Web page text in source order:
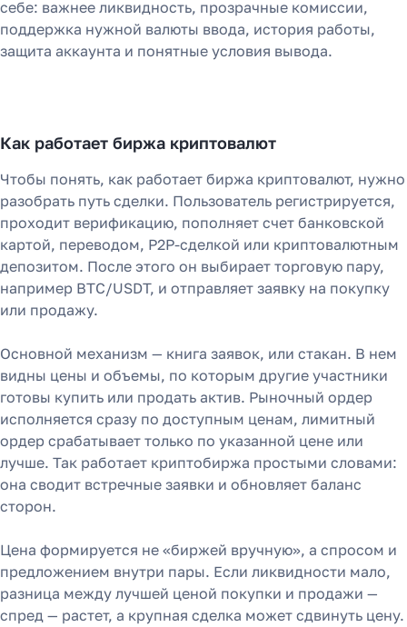
себе: важнее ликвидность, прозрачные комиссии,
поддержка нужной валюты ввода, история работы,
защита аккаунта и понятные условия вывода.
Как работает биржа криптовалют
Чтобы понять, как работает биржа криптовалют, нужно
разобрать путь сделки. Пользователь регистрируется,
проходит верификацию, пополняет счет банковской
картой, переводом, P2P-сделкой или криптовалютным
депозитом. После этого он выбирает торговую пару,
например BTC/USDT, и отправляет заявку на покупку
или продажу.
Основной механизм — книга заявок, или стакан. В нем
видны цены и объемы, по которым другие участники
готовы купить или продать актив. Рыночный ордер
исполняется сразу по доступным ценам, лимитный
ордер срабатывает только по указанной цене или
лучше. Так работает криптобиржа простыми словами:
она сводит встречные заявки и обновляет баланс
сторон.
Цена формируется не «биржей вручную», а спросом и
предложением внутри пары. Если ликвидности мало,
разница между лучшей ценой покупки и продажи —
спред — растет, а крупная сделка может сдвинуть цену.